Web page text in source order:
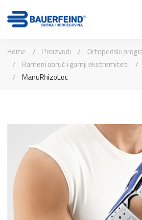
Home Proizvodi
Ortopedski
Rameni obruč i gornji ekstremiteti
ManuRhizoLoc